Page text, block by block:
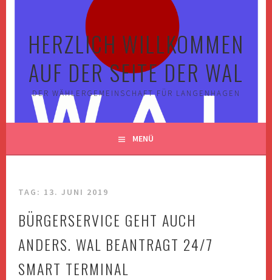
HERZLICH WILLKOMMEN
AUF DER SEITE DER WAL
DER WÄHLERGEMEINSCHAFT FÜR LANGENHAGEN
MENÜ
TAG: 13. JUNI 2019
BÜRGERSERVICE GEHT AUCH
ANDERS. WAL BEANTRAGT 24/7
SMART TERMINAL